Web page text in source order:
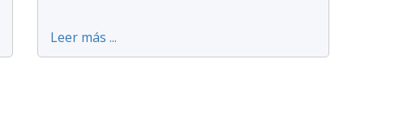
Leer más ...